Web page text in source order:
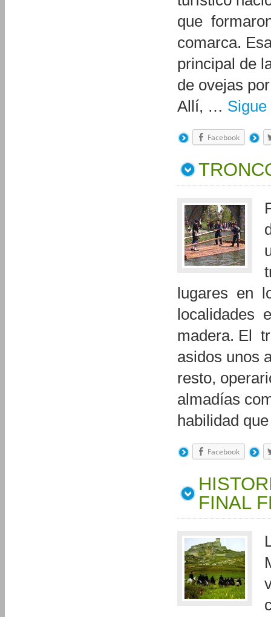
que
comarca.
principal de
de ovejas
Allí, …
Facebook
lugares en
localidades
madera. El
asidos unos
resto,
almadías
habilidad
Facebook
FINAL